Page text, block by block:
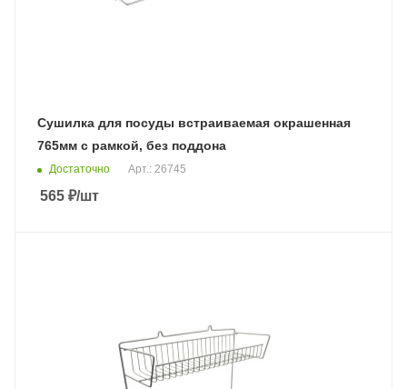
Сушилка для посуды встраиваемая окрашенная
765мм с рамкой, без поддона
Достаточно Арт.: 26745
565 ₽/шт